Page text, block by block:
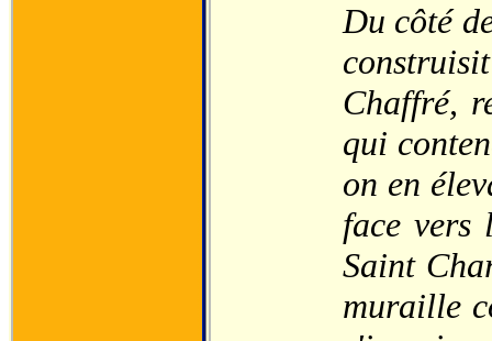
Du côté
Chaffré,
qui
on en
face vers
Saint
muraille